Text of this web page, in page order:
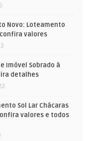
Novo: Loteamento
confira valores
Imóvel Sobrado à
detalhes
Sol Lar Chácaras
valores e todos